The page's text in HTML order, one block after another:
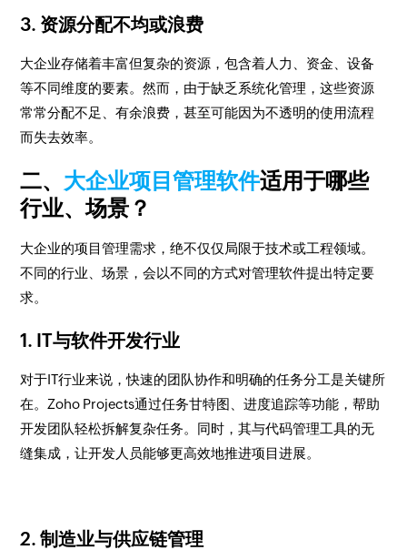
3. 资源分配不均或浪费
大企业存储着丰富但复杂的资源，包含着人力、资金、设备
等不同维度的要素。然而，由于缺乏系统化管理，这些资源
常常分配不足、有余浪费，甚至可能因为不透明的使用流程
而失去效率。
二、 大企业项目管理软件适用于哪些
行业、场景？
大企业的项目管理需求，绝不仅仅局限于技术或工程领域。
不同的行业、场景，会以不同的方式对管理软件提出特定要
求。
1. IT与软件开发行业
对于IT行业来说，快速的团队协作和明确的任务分工是关键所
在。Zoho Projects通过任务甘特图、进度追踪等功能，帮助
开发团队轻松拆解复杂任务。同时，其与代码管理工具的无
缝集成，让开发人员能够更高效地推进项目进展。
2. 制造业与供应链管理